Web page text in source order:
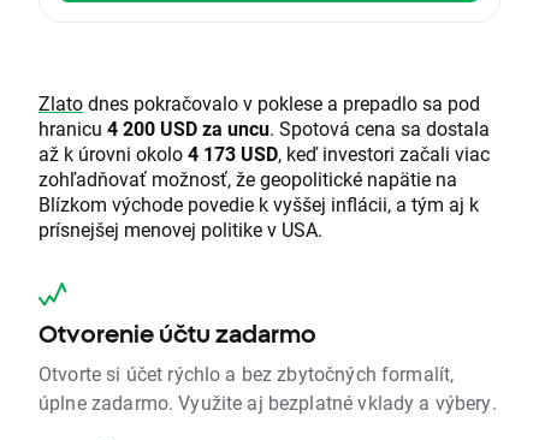
Zlatodnes pokračovalo v poklese a prepadlo sa pod
hranicu 4 200 USD za uncu. Spotová cena sa dostala
až k úrovni okolo4 173 USD, keď investori začali viac
zohľadňovať možnosť, že geopolitické napätie na
Blízkom východe povedie k vyššej inflácii, a tým aj k
prísnejšej menovej politike v USA.
Otvorenie účtu zadarmo
Otvorte si účet rýchlo a bez zbytočných formalít,
úplne zadarmo. Využite aj bezplatné vklady a výbery.